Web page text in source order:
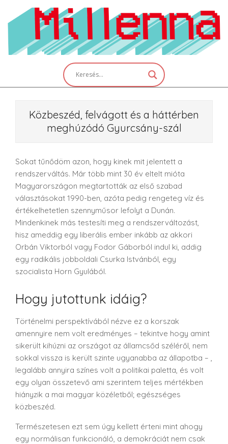
content
Közbeszéd, felvágott és a háttérben
meghúzódó Gyurcsány-szál
Sokat tűnődöm azon, hogy kinek mit jelentett a
rendszerváltás. Már több mint 30 év eltelt mióta
Magyarországon megtartották az első szabad
választásokat 1990-ben, azóta pedig rengeteg víz és
értékelhetetlen szennyműsor lefolyt a Dunán.
Mindenkinek más testesíti meg a rendszerváltozást,
hisz ameddig egy liberális ember inkább az akkori
Orbán Viktorból vagy Fodor Gáborból indul ki, addig
egy radikális jobboldali Csurka Istvánból, egy
szocialista Horn Gyulából.
Hogy jutottunk idáig?
Történelmi perspektívából nézve ez a korszak
amennyire nem volt eredményes – tekintve hogy amint
sikerült kihúzni az országot az államcsőd széléről, nem
sokkal vissza is került szinte ugyanabba az állapotba – ,
legalább annyira színes volt a politikai paletta, és volt
egy olyan összetevő ami szerintem teljes mértékben
hiányzik a mai magyar közéletből; egészséges
közbeszéd.
Természetesen ezt sem úgy kellett érteni mint ahogy
egy normálisan funkcionáló, a demokráciát nem csak